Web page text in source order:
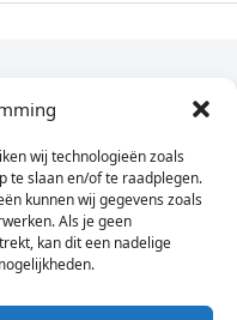
wij technologieën zoals
te slaan en/of te raadplegen.
kunnen wij gegevens zoals
Als je geen
kan dit een nadelige
in je e-mail?